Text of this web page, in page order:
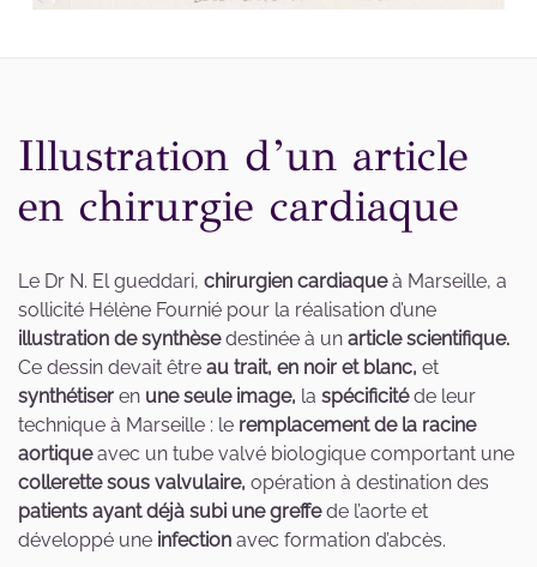
Illustration d’un article
en chirurgie cardiaque
Le Dr N. El gueddari, chirurgien cardiaqueà Marseille, a
sollicité Hélène Fournié pour la réalisation d’une
illustration de synthèsedestinée à un article scientifique.
Ce dessin devait être au trait, en noir et blanc, et
synthétiser en une seule image, la spécificitéde leur
technique à Marseille : le remplacement de la racine
aortiqueavec un tube valvé biologique comportant une
collerette sous valvulaire, opération à destination des
patients ayant déjà subi une greffede l’aorte et
développé une infection avec formation d’abcès.